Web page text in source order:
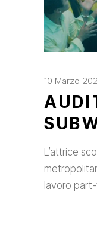
10 Marzo
L’attrice
lavoro